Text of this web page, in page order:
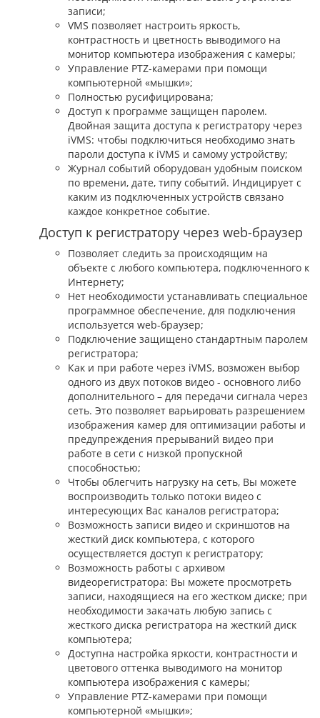
записи;
VMS позволяет настроить яркость,
контрастность и цветность выводимого на
монитор компьютера изображения с камеры;
Управление PTZ-камерами при помощи
компьютерной «мышки»;
Полностью русифицирована;
Доступ к программе защищен паролем.
Двойная защита доступа к регистратору через
iVMS: чтобы подключиться необходимо знать
пароли доступа к iVMS и самому устройству;
Журнал событий оборудован удобным поиском
по времени, дате, типу событий. Индицирует с
каким из подключенных устройств связано
каждое конкретное событие.
Доступ к регистратору через web-браузер
Позволяет следить за происходящим на
объекте с любого компьютера, подключенного к
Интернету;
Нет необходимости устанавливать специальное
программное обеспечение, для подключения
используется web-браузер;
Подключение защищено стандартным паролем
регистратора;
Как и при работе через iVMS, возможен выбор
одного из двух потоков видео - основного либо
дополнительного – для передачи сигнала через
сеть. Это позволяет варьировать разрешением
изображения камер для оптимизации работы и
предупреждения прерываний видео при
работе в сети с низкой пропускной
способностью;
Чтобы облегчить нагрузку на сеть, Вы можете
воспроизводить только потоки видео с
интересующих Вас каналов регистратора;
Возможность записи видео и скриншотов на
жесткий диск компьютера, с которого
осуществляется доступ к регистратору;
Возможность работы с архивом
видеорегистратора: Вы можете просмотреть
записи, находящиеся на его жестком диске; при
необходимости закачать любую запись с
жесткого диска регистратора на жесткий диск
компьютера;
Доступна настройка яркости, контрастности и
цветового оттенка выводимого на монитор
компьютера изображения с камеры;
Управление PTZ-камерами при помощи
компьютерной «мышки»;